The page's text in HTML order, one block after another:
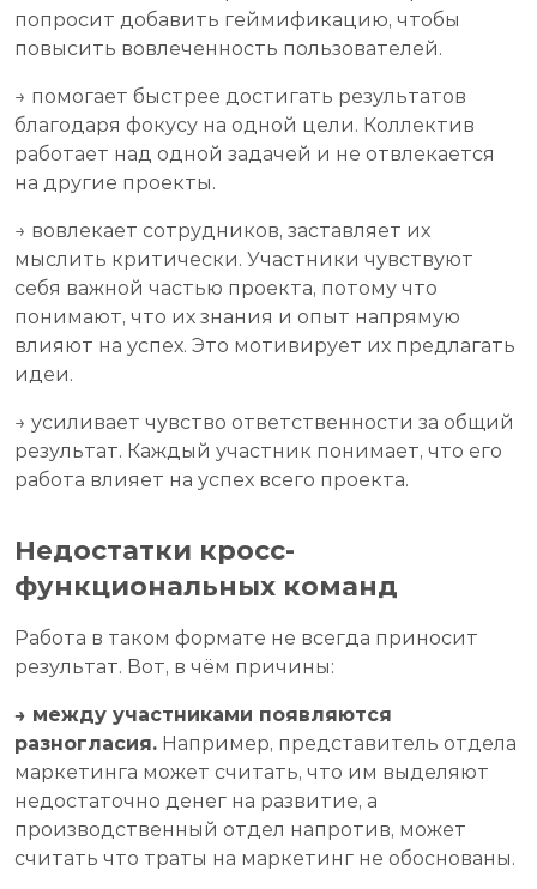
попросит добавить геймификацию, чтобы
повысить вовлеченность пользователей.
→ помогает быстрее достигать результатов
благодаря фокусу на одной цели. Коллектив
работает над одной задачей и не отвлекается
на другие проекты.
→ вовлекает сотрудников, заставляет их
мыслить критически. Участники чувствуют
себя важной частью проекта, потому что
понимают, что их знания и опыт напрямую
влияют на успех. Это мотивирует их предлагать
идеи.
→ усиливает чувство ответственности за общий
результат. Каждый участник понимает, что его
работа влияет на успех всего проекта.
Недостатки кросс-
функциональных команд
Работа в таком формате не всегда приносит
результат. Вот, в чём причины:
→ между участниками появляются
разногласия. Например, представитель отдела
маркетинга может считать, что им выделяют
недостаточно денег на развитие, а
производственный отдел напротив, может
считать что траты на маркетинг не обоснованы.